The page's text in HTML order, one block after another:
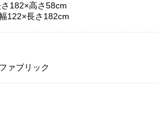
182×高さ58cm
122×長さ182cm
ァブリック